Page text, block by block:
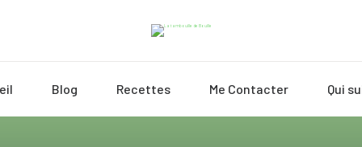
Blog Recettes Me Contacter Qui